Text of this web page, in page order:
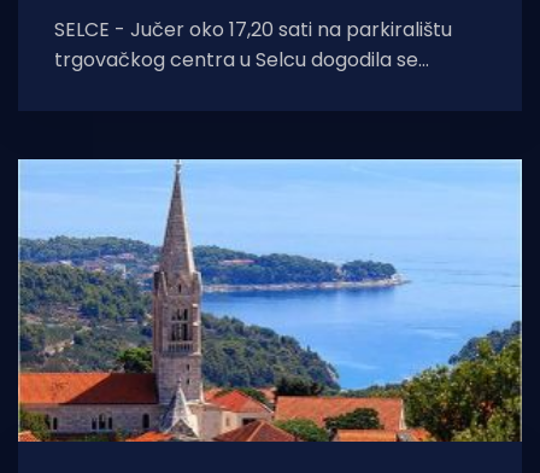
SELCE - Jučer oko 17,20 sati na parkiralištu
trgovačkog centra u Selcu dogodila se
Nesreću